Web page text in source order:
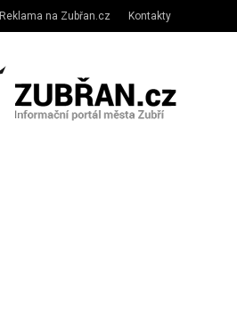
Reklama na Zubřan.cz Kontakty